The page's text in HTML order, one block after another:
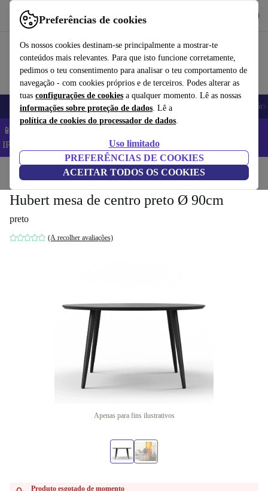
Preferências de cookies
Os nossos cookies destinam-se principalmente a mostrar-te
conteúdos mais relevantes. Para que isto funcione corretamente,
pedimos o teu consentimento para analisar o teu comportamento de
navegação - com cookies próprios e de terceiros. Podes alterar as
tuas configurações de cookies a qualquer momento. Lê as nossas
informações sobre proteção de dados. Lê a
política de cookies do processador de dados.
Uso limitado
PREFERÊNCIAS DE COOKIES
ACEITAR TODOS OS COOKIES
Use o refurbed de forma rápida e fácil
Telemóveis Computadores Portáteis Tablets
📱 Poupa 5% EXTRA em todos os iPhones – Código:
IPHONEDEAL –
Início Casa Móveis
Hubert mesa de centro preto Ø 90cm
preto
(A recolher avaliações)
Apenas para fins ilustrativos
Produto esgotado de momento